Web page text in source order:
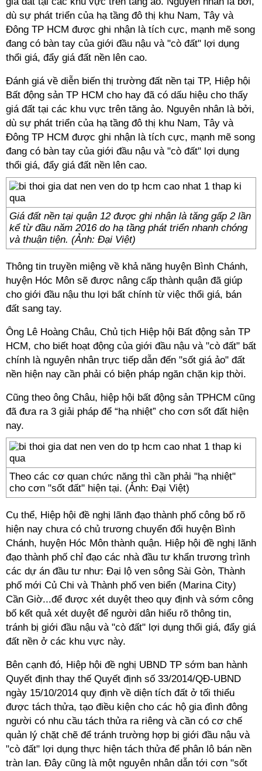
dù sự phát triển của hạ tầng đô thị khu Nam, Tây và
Đông TP HCM được ghi nhận là tích cực, mạnh mẽ song
đang có bàn tay của giới đầu nậu và "cò đất" lợi dụng
thổi giá, đẩy giá đất nền lên cao.
Đánh giá về diễn biến thị trường đất nền tại TP, Hiệp hội
Bất động sản TP HCM cho hay đã có dấu hiệu cho thấy
giá đất tại các khu vực trên tăng ảo. Nguyên nhân là bởi,
dù sự phát triển của hạ tầng đô thị khu Nam, Tây và
Đông TP HCM được ghi nhận là tích cực, mạnh mẽ song
đang có bàn tay của giới đầu nậu và "cò đất" lợi dụng
thổi giá, đẩy giá đất nền lên cao.
Giá đất nền tại quận 12 được ghi nhận là tăng gấp 2 lần
kể từ đầu năm 2016 do hạ tầng phát triển nhanh chóng
và thuận tiện. (Ảnh: Đại Việt)
Thông tin truyền miệng về khả năng huyện Bình Chánh,
huyện Hóc Môn sẽ được nâng cấp thành quận đã giúp
cho giới đầu nậu thu lợi bất chính từ việc thổi giá, bán
đất sang tay.
Ông Lê Hoàng Châu, Chủ tịch Hiệp hội Bất động sản TP
HCM, cho biết hoạt động của giới đầu nậu và "cò đất" bất
chính là nguyên nhân trực tiếp dẫn đến "sốt giá ảo" đất
nền hiện nay cần phải có biện pháp ngăn chặn kịp thời.
Cũng theo ông Châu, hiệp hội bất động sản TPHCM cũng
đã đưa ra 3 giải pháp để “hạ nhiệt” cho cơn sốt đất hiện
nay.
Theo các cơ quan chức năng thì cần phải "hạ nhiệt"
cho cơn "sốt đất" hiện tại. (Ảnh: Đại Việt)
Cụ thể, Hiệp hội đề nghị lãnh đạo thành phố công bố rõ
hiện nay chưa có chủ trương chuyển đổi huyện Bình
Chánh, huyện Hóc Môn thành quận. Hiệp hội đề nghị lãnh
đạo thành phố chỉ đạo các nhà đầu tư khẩn trương trình
các dự án đầu tư như: Đại lộ ven sông Sài Gòn, Thành
phố mới Củ Chi và Thành phố ven biển (Marina City)
Cần Giờ...để được xét duyệt theo quy định và sớm công
bố kết quả xét duyệt để người dân hiểu rõ thông tin,
tránh bị giới đầu nậu và "cò đất" lợi dụng thổi giá, đẩy giá
đất nền ở các khu vực này.
Bên cạnh đó, Hiệp hội đề nghị UBND TP sớm ban hành
Quyết định thay thế Quyết định số 33/2014/QĐ-UBND
ngày 15/10/2014 quy định về diện tích đất ở tối thiểu
được tách thửa, tạo điều kiện cho các hộ gia đình đông
người có nhu cầu tách thửa ra riêng và cần có cơ chế
quản lý chặt chẽ để tránh trường hợp bị giới đầu nậu và
"cò đất" lợi dụng thực hiện tách thửa để phân lô bán nền
tràn lan. Đây cũng là một nguyên nhân dẫn tới cơn "sốt